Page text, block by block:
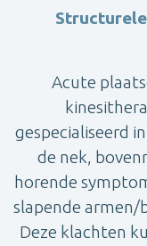
Acute
gespecialiseerd
de nek,
horende
slapende armen/
Deze klachten